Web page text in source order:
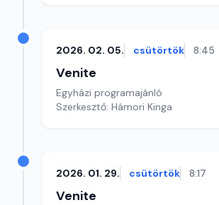
2026. 02. 05. csütörtök 8:45
Venite
Egyházi programajánló
Szerkesztő: Hámori Kinga
2026. 01. 29. csütörtök 8:17
Venite